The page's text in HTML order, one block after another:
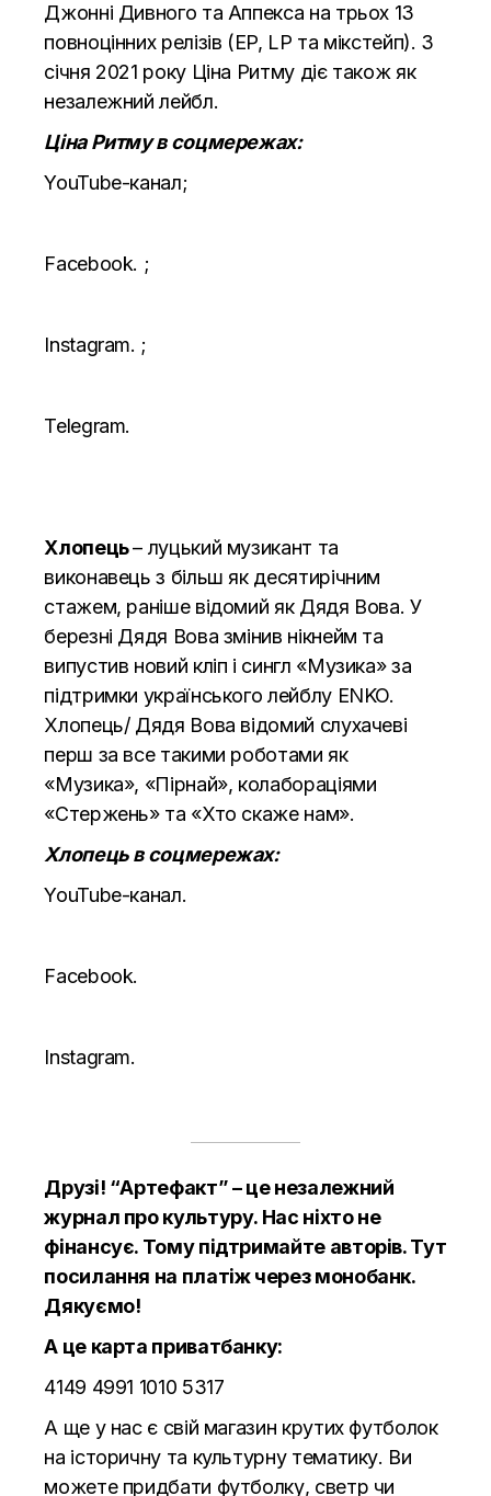
Джонні Дивного та Аппекса на трьох 13
повноцінних релізів (ЕP, LP та мікстейп). З
січня 2021 року Ціна Ритму діє також як
незалежний лейбл.
Ціна Ритму в соцмережах:
YouTube-канал;
Facebook. ;
Instagram. ;
Telegram.
Хлопець– луцький музикант та
виконавець з більш як десятирічним
стажем, раніше відомий як Дядя Вова. У
березні Дядя Вова змінив нікнейм та
випустив новий кліп і сингл «Музика» за
підтримки українського лейблу ENKO.
Хлопець/ Дядя Вова відомий слухачеві
перш за все такими роботами як
«Музика», «Пірнай», колабораціями
«Стержень» та «Хто скаже нам».
Хлопець в соцмережах:
YouTube-канал.
Facebook.
Instagram.
Друзі! “Артефакт” – це незалежний
журнал про культуру. Нас ніхто не
фінансує. Тому підтримайте авторів.Тут
посилання на платіж через монобанк.
Дякуємо!
А це карта приватбанку:
4149 4991 1010 5317
А ще у нас є свій магазин крутих футболок
на історичну та культурну тематику. Ви
можете придбати футболку, светр чи